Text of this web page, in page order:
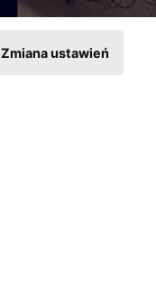
Zmiana ustawień